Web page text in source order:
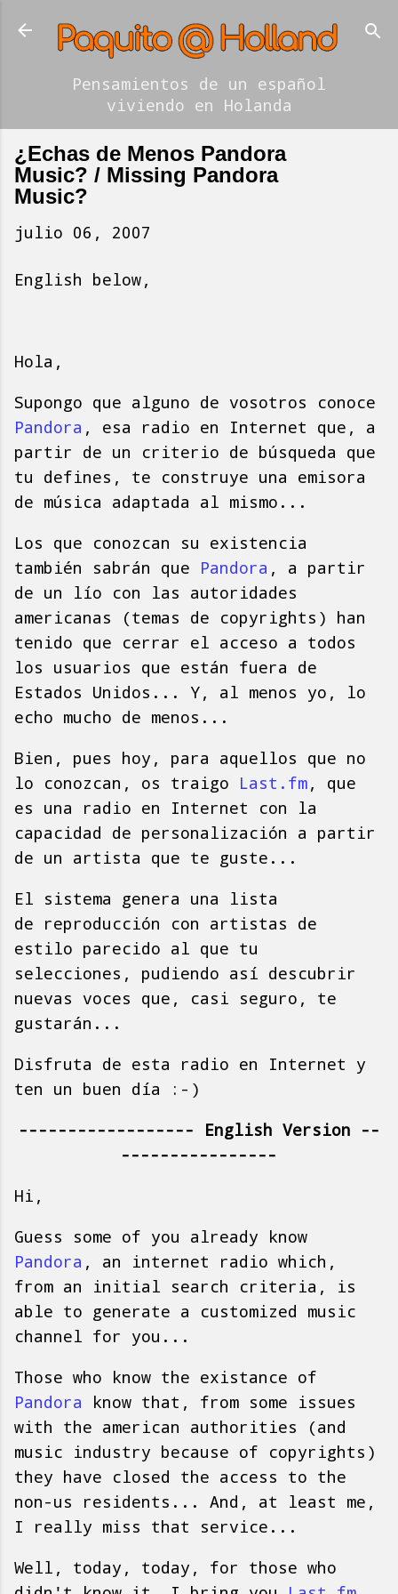
Ir al contenido principal
Pensamientos de un español
viviendo en Holanda
¿Echas de Menos Pandora
Music? / Missing Pandora
Music?
julio 06, 2007
English below,
Hola,
Supongo que alguno de vosotros conoce
Pandora , esa radio en Internet que, a
partir de un criterio de búsqueda que
tu defines, te construye una emisora
de música adaptada al mismo...
Los que conozcan su existencia
también sabrán que Pandora , a partir
de un lío con las autoridades
americanas (temas de copyrights) han
tenido que cerrar el acceso a todos
los usuarios que están fuera de
Estados Unidos... Y, al menos yo, lo
echo mucho de menos...
Bien, pues hoy, para aquellos que no
lo conozcan, os traigo Last.fm, que
es una radio en Internet con la
capacidad de personalización a partir
de un artista que te guste...
El sistema genera una lista
de reproducción con artistas de
estilo parecido al que tu
selecciones, pudiendo así descubrir
nuevas voces que, casi seguro, te
gustarán...
Disfruta de esta radio en Internet y
ten un buen día :-)
------------------ English Version --
----------------
Hi,
Guess some of you already know
Pandora , an internet radio which,
from an initial search criteria, is
able to generate a customized music
channel for you...
Those who know the existance of
Pandora know that, from some issues
with the american authorities (and
music industry because of copyrights)
they have closed the access to the
non-us residents... And, at least me,
I really miss that service...
Well, today, today, for those who